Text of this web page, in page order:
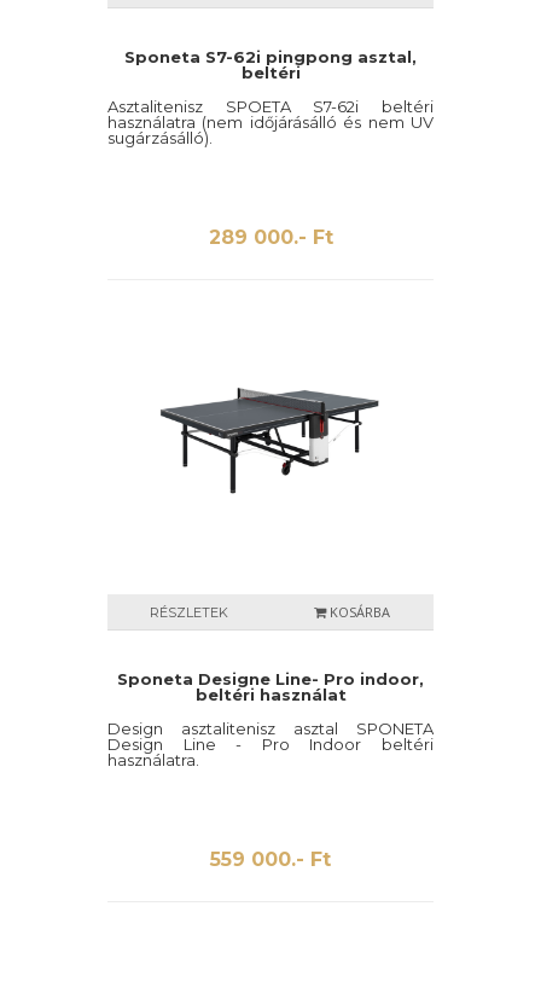
Sponeta S7-62i pingpong asztal,
beltéri
Asztalitenisz SPOETA S7-62i beltéri
használatra (nem időjárásálló és nem UV
sugárzásálló).
289 000.- Ft
RÉSZLETEK KOSÁRBA
Sponeta Designe Line- Pro indoor,
beltéri használat
Design asztalitenisz asztal SPONETA
Design Line - Pro Indoor beltéri
használatra.
559 000.- Ft